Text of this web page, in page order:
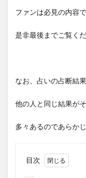
ファンは必見の内容で
是非最後までご覧く
なお、占いの占断結
他の人と同じ結果が
多々あるのであらか
目次